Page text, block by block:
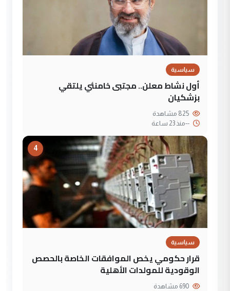
سياسية
أول نشاط معلن.. مجتبى خامنئي يلتقي
بزشكيان
--منذ 23 ساعة
4
سياسية
قرار حكومي يخص الموافقات الخاصة بالحصص
الوقودية للمولدات الأهلية